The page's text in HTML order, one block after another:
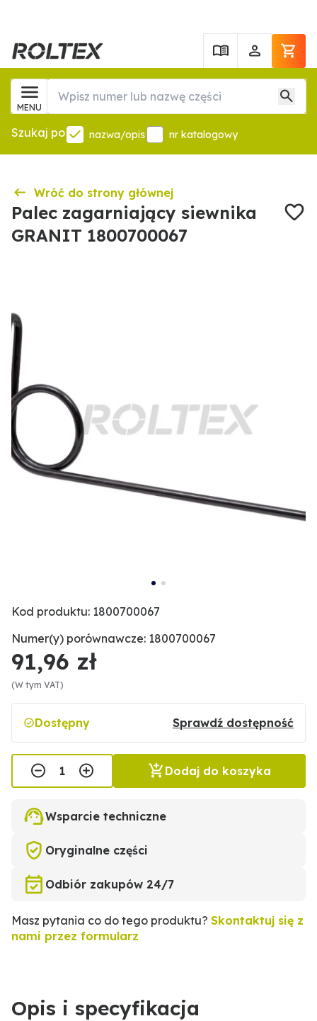
MENU
Szukaj po nazwa/opis nr katalogowy
Wróć do strony głównej
Palec zagarniający siewnika
GRANIT 1800700067
Kod produktu: 1800700067
Numer(y) porównawcze: 1800700067
91,96 zł
(W tym VAT)
Dostępny Sprawdź dostępność
Dodaj do koszyka
Wsparcie techniczne
Oryginalne części
Odbiór zakupów 24/7
Masz pytania co do tego produktu? Skontaktuj się z
nami przez formularz
Opis i specyfikacja